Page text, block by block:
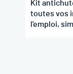
Kit
toutes vos
l'emploi,